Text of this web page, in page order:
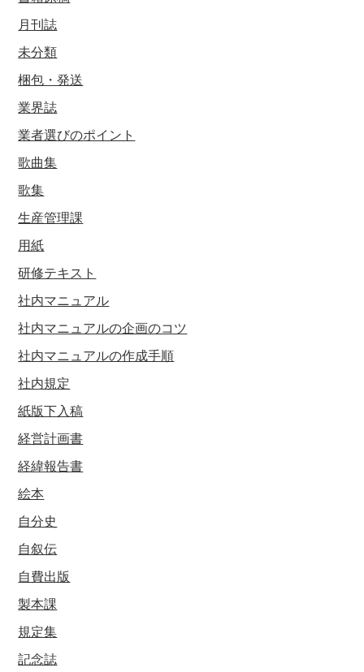
月刊誌
未分類
梱包・発送
業界誌
業者選びのポイント
歌曲集
歌集
生産管理課
用紙
研修テキスト
社内マニュアル
社内マニュアルの企画のコツ
社内マニュアルの作成手順
社内規定
紙版下入稿
経営計画書
経緯報告書
絵本
自分史
自叙伝
自費出版
製本課
規定集
記念誌